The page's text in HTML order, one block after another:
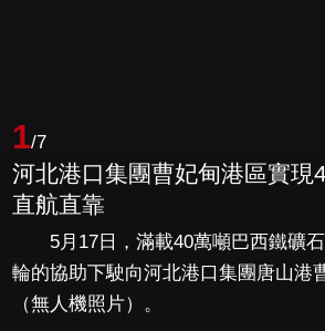
1/7
河北港口集團曹妃甸港區實現
直航直靠
5月17日，滿載40萬噸巴西鐵礦石
輪的協助下駛向河北港口集團唐山港
（無人機照片）。